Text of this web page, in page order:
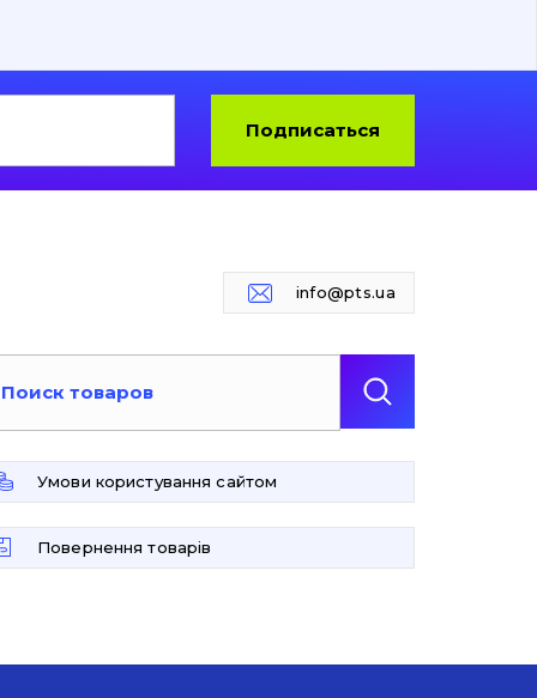
Подписаться
info@pts.ua
Умови користування сайтом
Повернення товарів